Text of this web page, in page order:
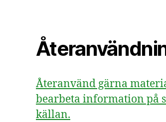
Återanvänd gärna
bearbeta information på
källan.